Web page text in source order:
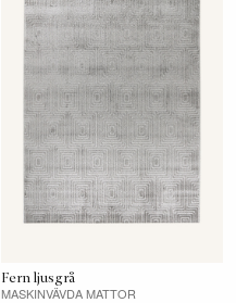
Fern ljusgrå
MASKINVÄVDA MATTOR